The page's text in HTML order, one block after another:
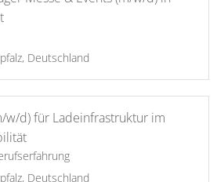
Deutschland
w/d) für Ladeinfrastruktur im
Deutschland